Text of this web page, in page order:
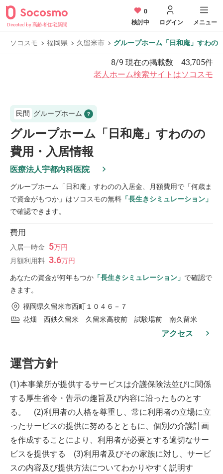
Directed by 高齢者住宅新聞
0
検討中
ログイン メニュー
ソコスモ 福岡県 久留米市 グループホーム「日和庵」すわの
8/9 現在の掲載数 43,705件
老人ホーム検索サイトはソコスモ
民間 グループホーム
グループホーム「日和庵」すわのの
費用・入居情報
医療法人宇都内科医院
グループホーム「日和庵」すわのの入居金、月額費用で「何歳ま
で資金がもつか」はソコスモの無料 「長生きシミュレーション」
で確認できます。
費用
入居一時金 5万円
月額利用料 3.6万円
あなたの資金が何年もつか 「長生きシミュレーション」 で確認で
きます。
福岡県久留米市西町１０４６－７
花畑 西鉄久留米 久留米高校前 試験場前 南久留米
アクセス
運営方針
(1)本事業所が提供するサービスは介護保険法並びに関係
する厚生省令・告示の趣旨及び内容に沿ったものとす
る。 (2)利用者の人格を尊重し、常に利用者の立場に立
ったサービスの提供に努めるとともに、個別の介護計画
を作成することにより、利用者が必要とする適切なサー
ビスを提供する (3)利用者及びその家族に対し、サービ
スの内容及び提供方法についてわかりやすく説明す